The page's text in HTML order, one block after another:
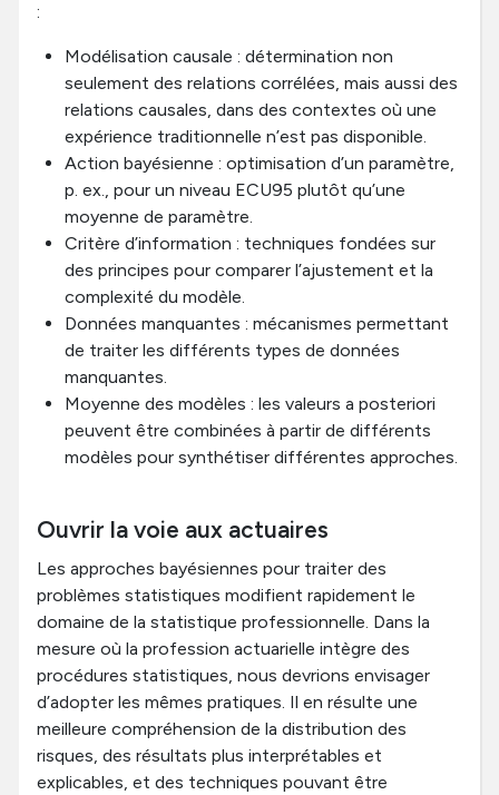
:
Modélisation causale : détermination non
seulement des relations corrélées, mais aussi des
relations causales, dans des contextes où une
expérience traditionnelle n’est pas disponible.
Action bayésienne : optimisation d’un paramètre,
p. ex., pour un niveau ECU95 plutôt qu’une
moyenne de paramètre.
Critère d’information : techniques fondées sur
des principes pour comparer l’ajustement et la
complexité du modèle.
Données manquantes : mécanismes permettant
de traiter les différents types de données
manquantes.
Moyenne des modèles : les valeurs a posteriori
peuvent être combinées à partir de différents
modèles pour synthétiser différentes approches.
Ouvrir la voie aux actuaires
Les approches bayésiennes pour traiter des
problèmes statistiques modifient rapidement le
domaine de la statistique professionnelle. Dans la
mesure où la profession actuarielle intègre des
procédures statistiques, nous devrions envisager
d’adopter les mêmes pratiques. Il en résulte une
meilleure compréhension de la distribution des
risques, des résultats plus interprétables et
explicables, et des techniques pouvant être